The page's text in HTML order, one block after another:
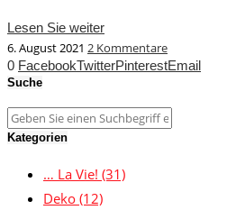
Lesen Sie weiter
6. August 2021 2 Kommentare
0 FacebookTwitterPinterestEmail
Suche
Kategorien
… La Vie! (31)
Deko (12)